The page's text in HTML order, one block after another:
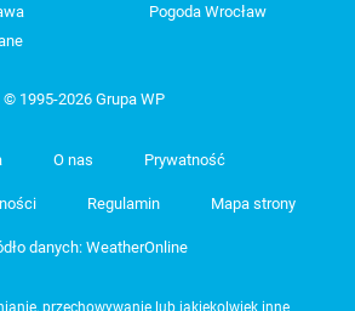
Pogoda Wrocław
© 1995-2026 Grupa WP
O nas Prywatność
Regulamin Mapa strony
danych: WeatherOnline
przechowywanie lub jakiekolwiek inne